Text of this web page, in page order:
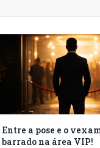
Entre a pose e o
barrado na área VIP!